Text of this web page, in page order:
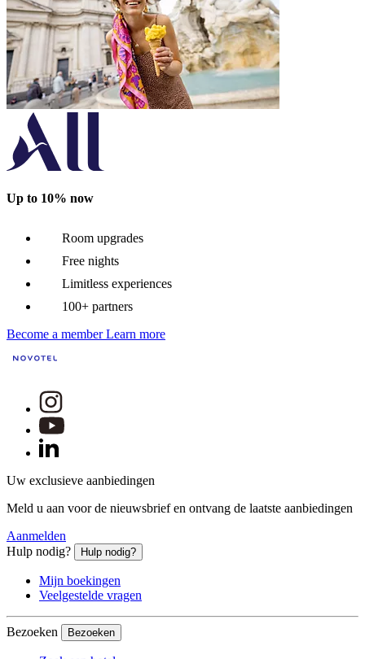
Up to 10% now
Room upgrades
Free nights
Limitless experiences
100+ partners
Become a member Learn more
Uw exclusieve aanbiedingen
Meld u aan voor de nieuwsbrief en ontvang de laatste aanbiedingen
Aanmelden
Hulp nodig?
Hulp nodig?
Mijn boekingen
Veelgestelde vragen
Bezoeken Bezoeken